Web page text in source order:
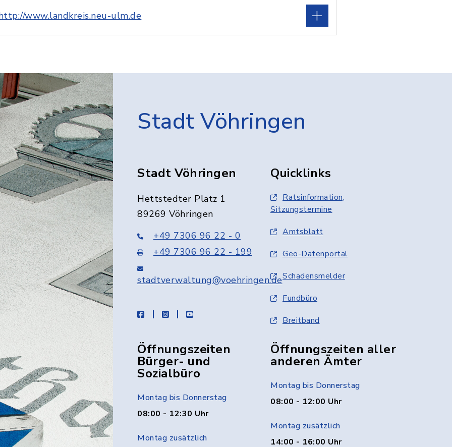
www.landkreis.neu-ulm.de
Stadt Vöhringen
Stadt Vöhringen
Hettstedter Platz 1
89269 Vöhringen
+49 7306 96 22 - 0
+49 7306 96 22 - 199
stadtverwaltung@voehringen.de
facebookinstagramyoutube
Quicklinks
Ratsinformation,
Sitzungstermine
Amtsblatt
Geo-Datenportal
Schadensmelder
Fundbüro
Breitband
Öffnungszeiten
Bürger- und
Sozialbüro
Montag bis Donnerstag
08:00 - 12:30 Uhr
Montag zusätzlich
Öffnungszeiten aller
anderen Ämter
Montag bis Donnerstag
08:00 - 12:00 Uhr
Montag zusätzlich
14:00 - 16:00 Uhr